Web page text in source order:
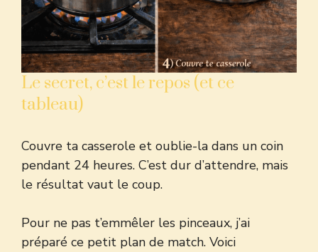
Le secret, c’est le repos (et ce
tableau)
Couvre ta casserole et oublie-la dans un coin
pendant 24 heures. C’est dur d’attendre, mais
le résultat vaut le coup.
Pour ne pas t’emmêler les pinceaux, j’ai
préparé ce petit plan de match. Voici